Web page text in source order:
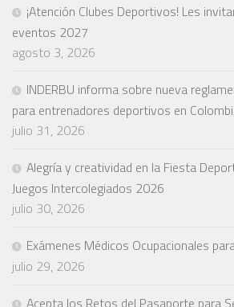
¡Atención Clubes Deportivos! Les
eventos 2027
agosto 3, 2026
INDERBU informa sobre nueva
para entrenadores deportivos en
julio 31, 2026
Alegría y creatividad en la Fiesta
Juegos Intercolegiados 2026
julio 30, 2026
Exámenes Médicos Ocupacionales
julio 29, 2026
Acepta los Retos del Pasaporte para